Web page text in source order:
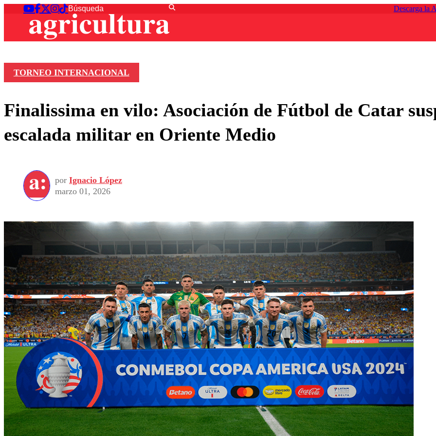
Descarga la
TORNEO INTERNACIONAL
Finalissima en vilo: Asociación de Fútbol de Catar
escalada militar en Oriente Medio
por Ignacio López
marzo 01, 2026